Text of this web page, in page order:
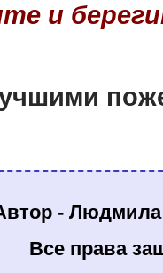
и
-
Все права